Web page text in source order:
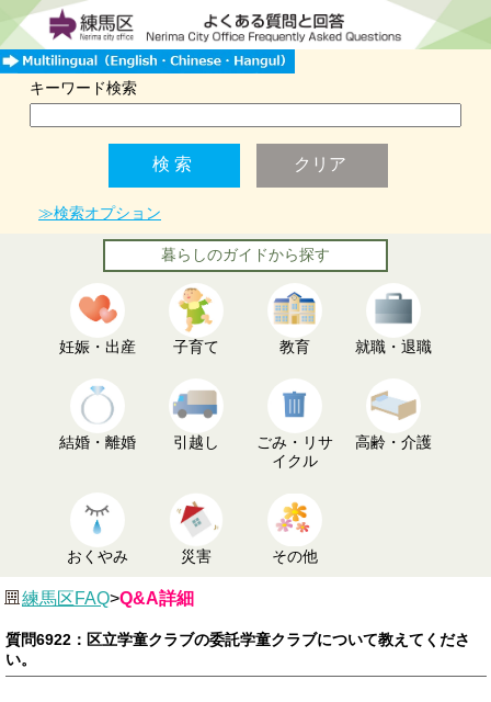
キーワード検索
≫検索オプション
暮らしのガイドから探す
妊娠・出産 子育て 教育 就職・退職
結婚・離婚 引越し
ごみ・リサ
イクル
高齢・介護
おくやみ 災害 その他
練馬区FAQ>Q&A詳細
質問6922：区立学童クラブの委託学童クラブについて教えてくださ
い。